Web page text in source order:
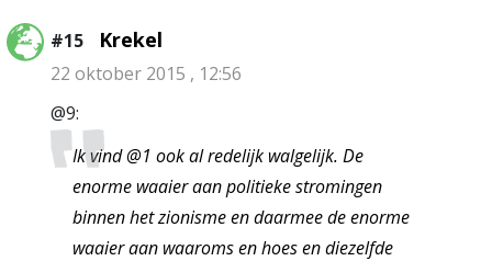
#15 Krekel
22 oktober 2015 , 12:56
@9:
Ik vind @1 ook al redelijk walgelijk. De
enorme waaier aan politieke stromingen
binnen het zionisme en daarmee de enorme
waaier aan waaroms en hoes en diezelfde